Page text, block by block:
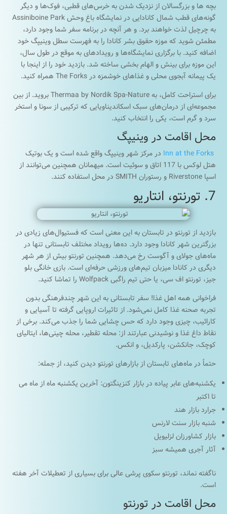
بچه ها و بزرگسالان از نزدیک شدن به خرس‌های قطبی، فوک‌ها و دیگر
گونه‌های قطب شمال کانادایی در نمایشگاه باغ وحش Assiniboine Park
به چرچیل لذت خواهند برد. و هر آنچه در برنامه سفر شما وجود دارد،
مطمئن شوید که موزه حقوق بشر کانادا را به فهرست سطل وینیپگ خود
اضافه کنید. با برگزاری نمایشگاه‌ها و رویدادهای به موقع در طول سال،
این موزه برای بینش و الهام بخشی ساخته شد. بازدید خود را از اینجا با
یک پیمانه آبجوی محلی و غذاهای خوشمزه در The Forks همراه کنید.
برای استراحت کامل، به Thermaa by Nordik Spa-Nature بروید. از بین
مجموعه‌ای از درمان‌های سبک اسکاندیناویایی که ترکیبی از سونا و استخر
سرد و گرم است، یکی را انتخاب کنید.
محل اقامت در وینیپگ
Inn at the Forks در مرکز شهر وینیپگ واقع شده است و یک بوتیک
هتل لوکس با 117 اتاق و سوئیت است. میهمانان همچنین می‌توانند از
اسپا Riverstone و رستوران SMITH در محل استفاده کنند.
7. تورنتو، انتاریو
بازدید از تورنتو در تابستان به این معنی است که فستیوال‌های زیادی در
بزرگترین شهر کانادا وجود دارد. ده‌ها رویداد مختلف تابستانی تنها در
ماه‌های جولای و آگوست رخ می‌دهد. همچنین تورنتو بیش از هر شهر
دیگری در کانادا میزبان تیم‌های ورزشی حرفه‌ای است. بازی خانگی بلو
جیز، تورنتو اف سی، یا حتی تیم راگبی Wolfpack را تماشا کنید.
فراخوانی همه اهل غذا! سفر تابستانی به این شهر چندفرهنگی بدون
تجربه صحنه غذا کامل نمی‌شود. از تاثیرات اروپایی گرفته تا آسیایی و
کارائیب، چیزی وجود دارد که حس چشایی شما را جذب می‌کند. برخی از
نقاط داغ غذا و نوشیدنی عبارتند از: محله تقطیر، محله چینی‌ها، ایتالیای
کوچک، جانکشن، پارکدیل، و انکس.
حتماً در ماه‌های تابستان از بازارهای تورنتو دیدن کنید، از جمله:
یکشنبه‌های عابر پیاده در بازار کنزینگتون: آخرین یکشنبه ماه از ماه می
تا اکتبر
جرارد بازار هند
شنبه بازار سنت لارنس
بازار کشاورزان لزلیویل
آثار آجری همیشه سبز
ناگفته نماند، تورنتو سکوی پرشی عالی برای بسیاری از تعطیلات آخر هفته
است.
محل اقامت در تورنتو